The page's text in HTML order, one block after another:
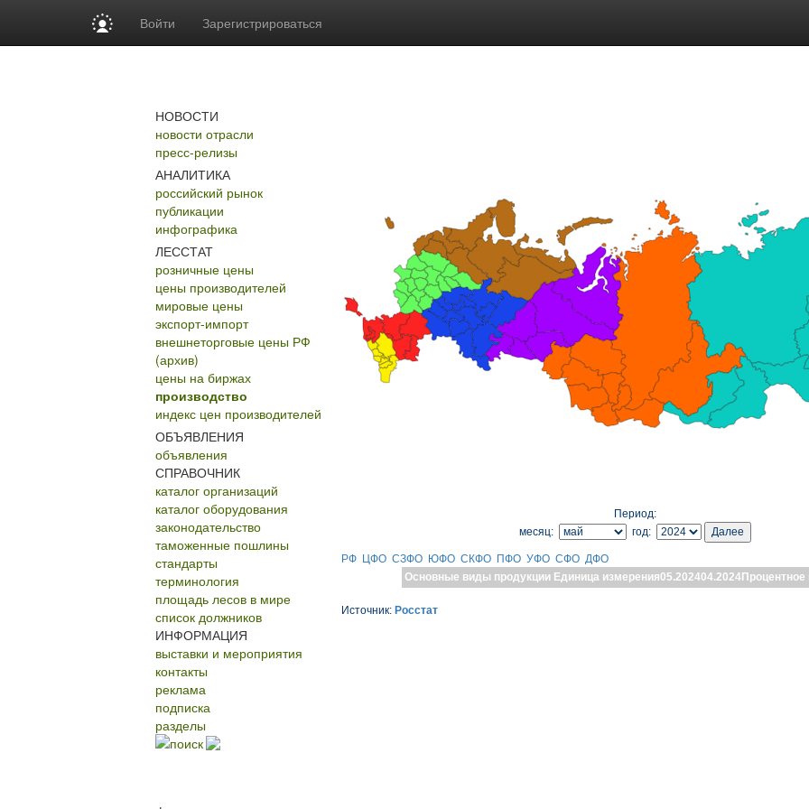
Войти Зарегистрироваться
НОВОСТИ
новости отрасли
пресс-релизы
АНАЛИТИКА
российский рынок
публикации
инфографика
ЛЕССТАТ
розничные цены
цены производителей
мировые цены
экспорт-импорт
внешнеторговые цены РФ
(архив)
цены на биржах
производство
индекс цен производителей
ОБЪЯВЛЕНИЯ
объявления
СПРАВОЧНИК
каталог организаций
каталог оборудования
законодательство
таможенные пошлины
стандарты
терминология
площадь лесов в мире
список должников
ИНФОРМАЦИЯ
выставки и мероприятия
контакты
реклама
подписка
разделы
поиск
Период:
месяц:
год:
РФ ЦФО СЗФО ЮФО СКФО ПФО УФО СФО ДФО
Основные виды продукции Единица измерения05.202404.2024Процентное
Источник: Росстат